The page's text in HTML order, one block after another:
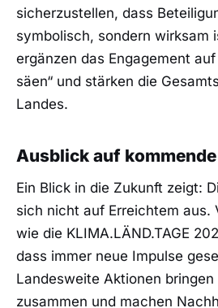
sicherzustellen, dass
symbolisch, sondern wirksam
ergänzen das Engagement
säen“ und stärken die
Landes.
Ausblick auf
Ein Blick in die Zukunft zeigt:
sich nicht auf Erreichtem aus.
wie die KLIMA.LÄND.TAGE
dass immer neue Impulse
Landesweite Aktionen
zusammen und machen